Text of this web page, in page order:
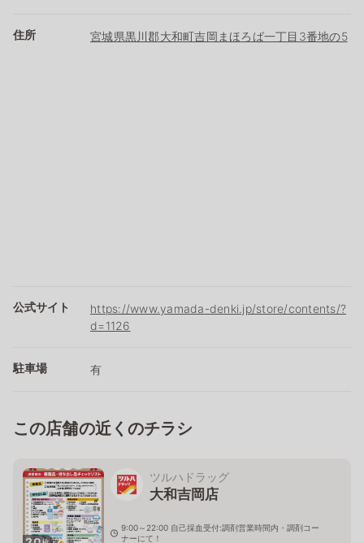
住所 宮城県黒川郡大和町吉岡まほろば一丁目3番地の5
公式サイト
https://www.yamada-denki.jp/store/contents/?
d=1126
駐車場 有
この店舗の近くのチラシ
ツルハドラッグ
大和吉岡店
9:00～22:00 自己採血受付:調剤営業時間内・調剤コー
ナーにて！